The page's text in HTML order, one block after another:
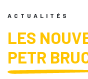
ACTUALITÉS
LES
PETR